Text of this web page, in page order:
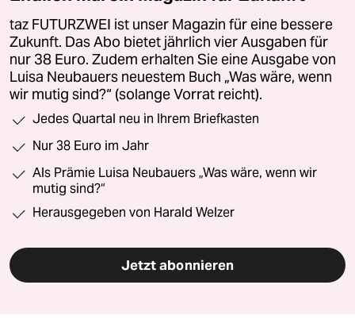
taz FUTURZWEI ist unser Magazin für eine bessere
Zukunft. Das Abo bietet jährlich vier Ausgaben für
nur 38 Euro. Zudem erhalten Sie eine Ausgabe von
Luisa Neubauers neuestem Buch „Was wäre, wenn
wir mutig sind?“ (solange Vorrat reicht).
Jedes Quartal neu in Ihrem Briefkasten
Nur 38 Euro im Jahr
Als Prämie Luisa Neubauers „Was wäre, wenn wir
mutig sind?“
Herausgegeben von Harald Welzer
Jetzt abonnieren